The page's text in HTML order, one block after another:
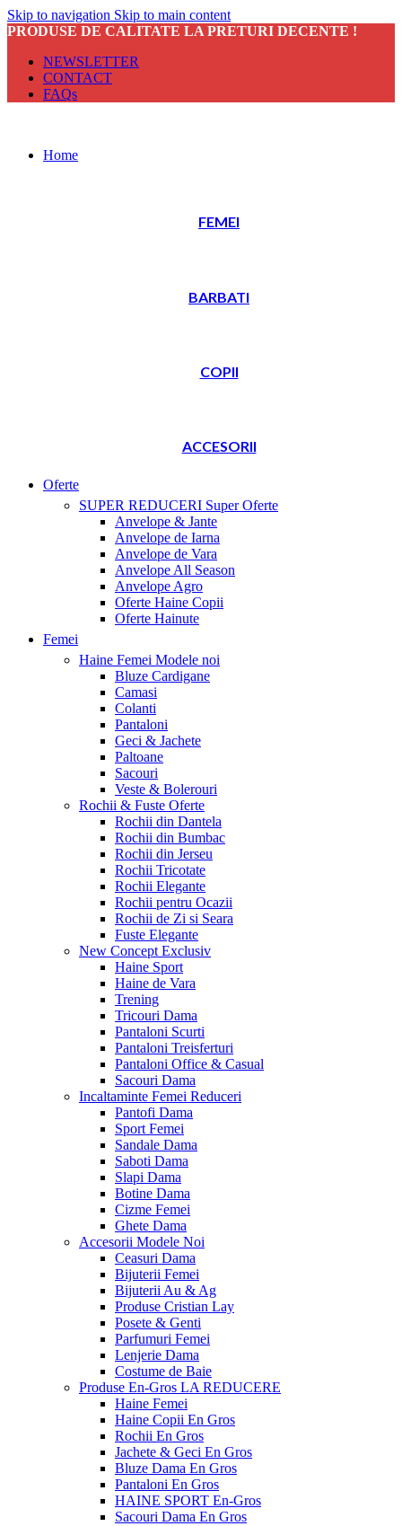
Skip to navigation Skip to main content
PRODUSE DE CALITATE LA PRETURI DECENTE !
NEWSLETTER
CONTACT
FAQs
Home
FEMEI
BARBATI
COPII
ACCESORII
Oferte
SUPER REDUCERI Super Oferte
Anvelope & Jante
Anvelope de Iarna
Anvelope de Vara
Anvelope All Season
Anvelope Agro
Oferte Haine Copii
Oferte Hainute
Femei
Haine Femei Modele noi
Bluze Cardigane
Camasi
Colanti
Pantaloni
Geci & Jachete
Paltoane
Sacouri
Veste & Bolerouri
Rochii & Fuste Oferte
Rochii din Dantela
Rochii din Bumbac
Rochii din Jerseu
Rochii Tricotate
Rochii Elegante
Rochii pentru Ocazii
Rochii de Zi si Seara
Fuste Elegante
New Concept Exclusiv
Haine Sport
Haine de Vara
Trening
Tricouri Dama
Pantaloni Scurti
Pantaloni Treisferturi
Pantaloni Office & Casual
Sacouri Dama
Incaltaminte Femei Reduceri
Pantofi Dama
Sport Femei
Sandale Dama
Saboti Dama
Slapi Dama
Botine Dama
Cizme Femei
Ghete Dama
Accesorii Modele Noi
Ceasuri Dama
Bijuterii Femei
Bijuterii Au & Ag
Produse Cristian Lay
Posete & Genti
Parfumuri Femei
Lenjerie Dama
Costume de Baie
Produse En-Gros LA REDUCERE
Haine Femei
Haine Copii En Gros
Rochii En Gros
Jachete & Geci En Gros
Bluze Dama En Gros
Pantaloni En Gros
HAINE SPORT En-Gros
Sacouri Dama En Gros